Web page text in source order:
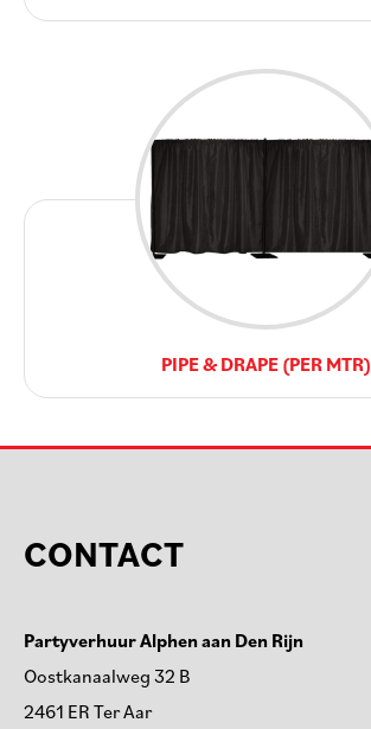
PIPE & DRAPE (PER MTR)
CONTACT
Partyverhuur Alphen aan Den Rijn
Oostkanaalweg 32 B
2461 ER Ter Aar